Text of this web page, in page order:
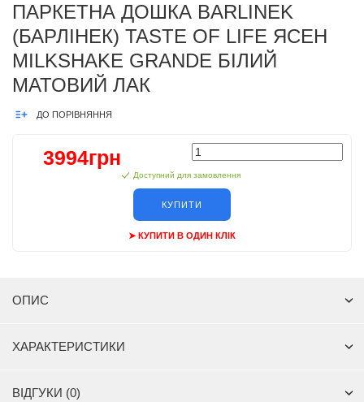
ПАРКЕТНА ДОШКА BARLINEK
(БАРЛІНЕК) TASTE OF LIFE ЯСЕН
MILKSHAKE GRANDE БІЛИЙ
МАТОВИЙ ЛАК
ДО ПОРІВНЯННЯ
3994грн
Доступний для замовлення
КУПИТИ
➤ КУПИТИ В ОДИН КЛІК
ОПИС
ХАРАКТЕРИСТИКИ
ВІДГУКИ (0)